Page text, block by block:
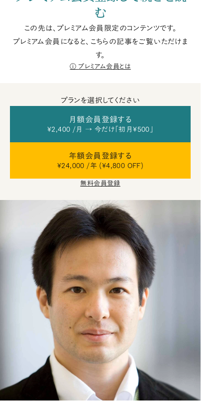
む
この先は、プレミアム会員限定のコンテンツです。
プレミアム会員になると、こちらの記事をご覧いただけま
す。
プレミアム会員とは
プランを選択してください
月額会員登録する
¥2,400 /月 → 今だけ「初月¥500」
年額会員登録する
¥24,000 /年 (¥4,800 OFF)
無料会員登録